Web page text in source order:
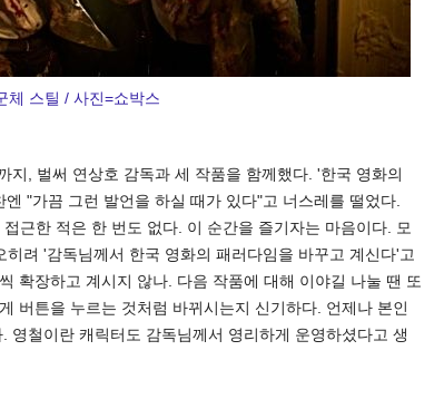
체 스틸 / 사진=쇼박스
지, 벌써 연상호 감독과 세 작품을 함께했다. '한국 영화의
"가끔 그런 발언을 하실 때가 있다"고 너스레를 떨었다.
근한 적은 한 번도 없다. 이 순간을 즐기자는 마음이다. 모
려 '감독님께서 한국 영화의 패러다임을 바꾸고 계신다'고
확장하고 계시지 않나. 다음 작품에 대해 이야길 나눌 땐 또
버튼을 누르는 것처럼 바뀌시는지 신기하다. 언제나 본인
영철이란 캐릭터도 감독님께서 영리하게 운영하셨다고 생